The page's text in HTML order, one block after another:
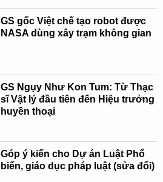
GS gốc Việt chế tạo robot được
NASA dùng xây trạm không gian
GS Ngụy Như Kon Tum: Từ Thạc
sĩ Vật lý đầu tiên đến Hiệu trưởng
huyền thoại
Góp ý kiến cho Dự án Luật Phổ
biến, giáo dục pháp luật (sửa đổi)